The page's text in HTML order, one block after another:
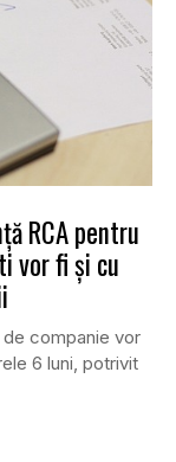
RCA pentru
vor fi și cu
companie vor
6 luni, potrivit